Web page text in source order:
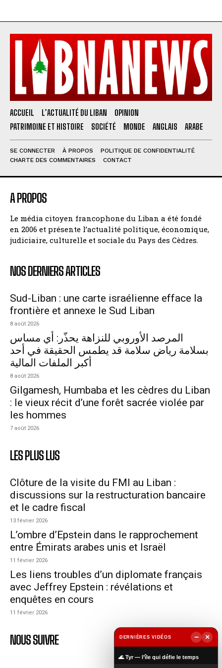
ACCUEIL L’ACTUALITÉ DU LIBAN
OPINION
PATRIMOINE ET HISTOIRE
SOCIÉTÉ MONDE ANGLAIS ARABE
SE CONNECTER À PROPOS
POLITIQUE DE CONFIDENTIALITÉ
CHARTE DES COMMENTAIRES
CONTACT
A PROPOS
Le média citoyen francophone du Liban a été fondé
en 2006 et présente l’actualité politique, économique,
judiciaire, culturelle et sociale du Pays des Cèdres.
NOS DERNIERS ARTICLES
Sud-Liban : une carte israélienne efface la
frontière et annexe le Sud Liban
8 août 2026
المرصد الأوروبي للنزاهة يحذّر: أي مساس
بسلامة رياض سلامة قد يطمس الحقيقة في أحد
أكبر الملفات المالية
8 août 2026
Gilgamesh, Humbaba et les cèdres du Liban
: le vieux récit d’une forêt sacrée violée par
les hommes
7 août 2026
LES PLUS LUS
Clôture de la visite du FMI au Liban :
discussions sur la restructuration bancaire
et le cadre fiscal
13 février 2026
L’ombre d’Epstein dans le rapprochement
entre Émirats arabes unis et Israël
11 février 2026
Les liens troubles d’un diplomate français
avec Jeffrey Epstein : révélations et
enquêtes en cours
11 février 2026
NOUS SUIVRE DERNIÈRES VIDÉOS −
×
🌊 Tyr — l’île qui défie le temps